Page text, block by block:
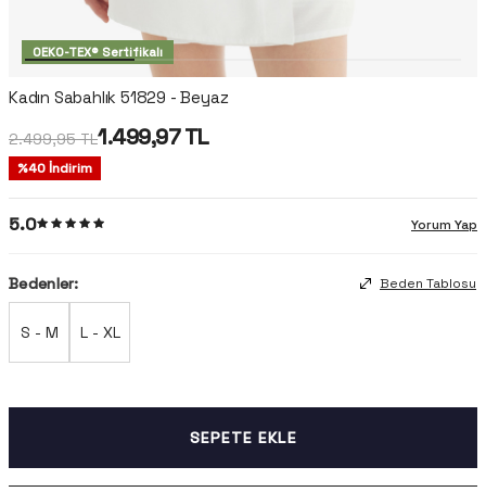
OEKO-TEX® Sertifikalı
Kadın Sabahlık 51829 - Beyaz
2.499,95TL1.499,97TL
%40İndirim
5.0 Yorum Yap
Bedenler: Beden Tablosu
S - M L - XL
SEPETE EKLE